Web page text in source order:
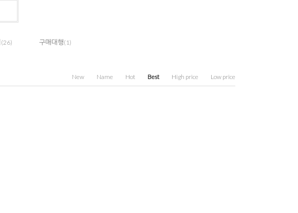
(26) 구매대행(1)
New Name Hot Best High price Low price